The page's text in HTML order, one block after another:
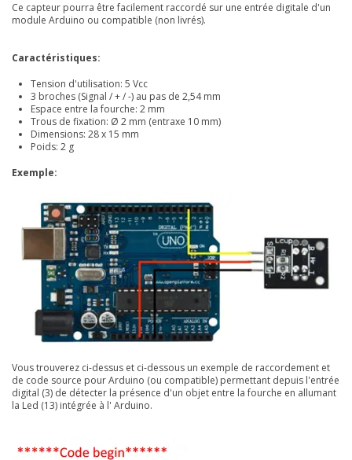
Ce capteur pourra être facilement raccordé sur une entrée digitale d'un
module Arduino ou compatible (non livrés).
Caractéristiques:
Tension d'utilisation: 5 Vcc
3 broches (Signal / + / -) au pas de 2,54 mm
Espace entre la fourche: 2 mm
Trous de fixation: Ø 2 mm (entraxe 10 mm)
Dimensions: 28 x 15 mm
Poids: 2 g
Exemple:
Vous trouverez ci-dessus et ci-dessous un exemple de raccordement et
de code source pour Arduino (ou compatible) permettant depuis l'entrée
digital (3) de détecter la présence d'un objet entre la fourche en allumant
la Led (13) intégrée à l' Arduino.